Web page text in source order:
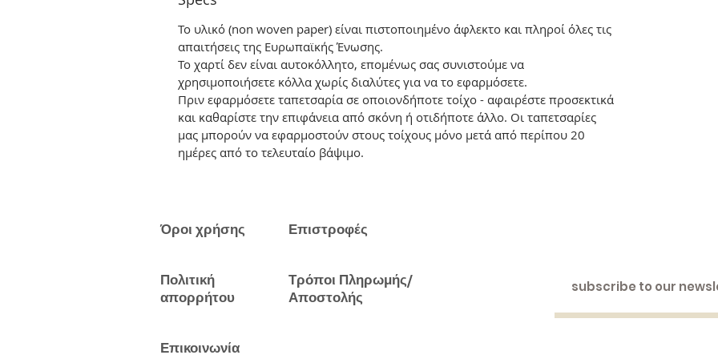
Το υλικό (non woven paper) είναι πιστοποιημένο άφλεκτο και πληροί όλες τις
απαιτήσεις της Ευρωπαϊκής Ένωσης.
Το χαρτί δεν είναι αυτοκόλλητο, επομένως σας συνιστούμε να
χρησιμοποιήσετε κόλλα χωρίς διαλύτες για να το εφαρμόσετε.
Πριν εφαρμόσετε ταπετσαρία σε οποιονδήποτε τοίχο - αφαιρέστε προσεκτικά
και καθαρίστε την επιφάνεια από σκόνη ή οτιδήποτε άλλο. Οι ταπετσαρίες
μας μπορούν να εφαρμοστούν στους τοίχους μόνο μετά από περίπου 20
ημέρες από το τελευταίο βάψιμο.
Όροι χρήσης Επιστροφές
Πολιτική
απορρήτου
Τρόποι Πληρωμής/
Αποστολής
Επικοινωνία